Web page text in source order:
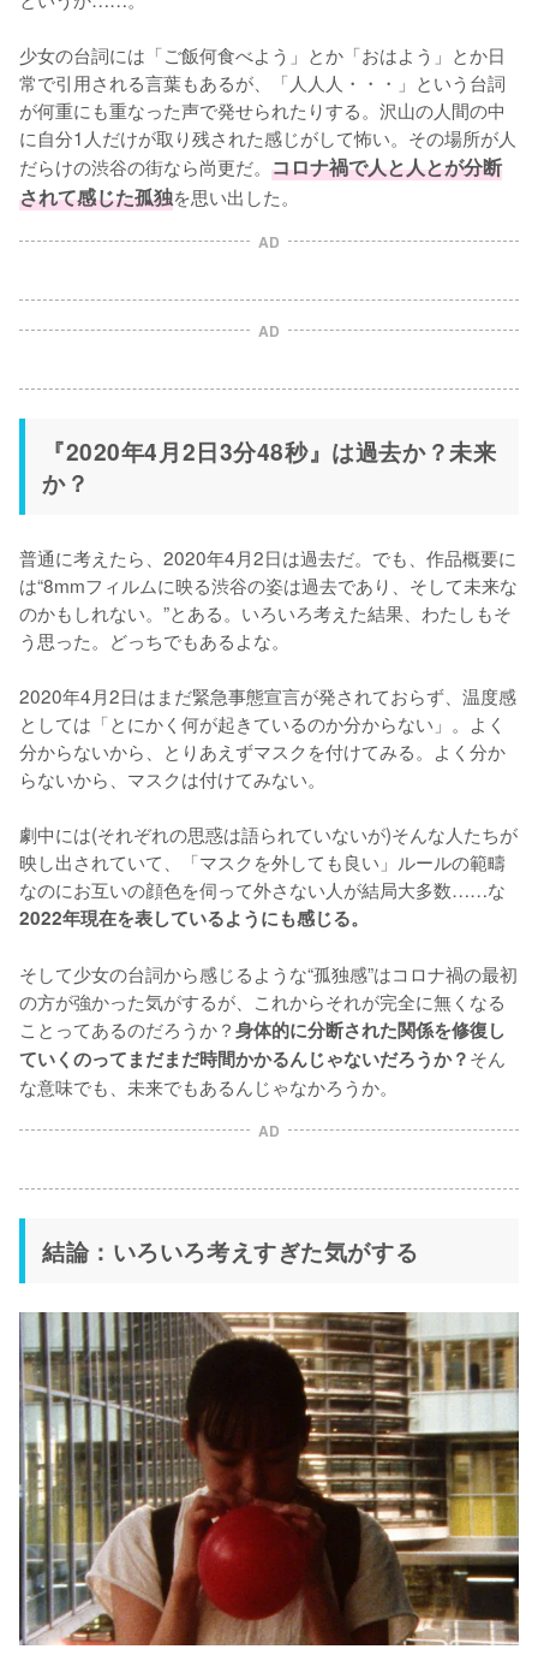
少女の台詞には「ご飯何食べよう」とか「おはよう」とか日
常で引用される言葉もあるが、「人人人・・・」という台詞
が何重にも重なった声で発せられたりする。沢山の人間の中
に自分1人だけが取り残された感じがして怖い。その場所が人
だらけの渋谷の街なら尚更だ。 コロナ禍で人と人とが分断
されて感じた孤独を思い出した。
AD
AD
『2020年4月2日3分48秒』は過去か？未来
か？
普通に考えたら、2020年4月2日は過去だ。でも、作品概要に
は“8mmフィルムに映る渋谷の姿は過去であり、そして未来な
のかもしれない。”とある。いろいろ考えた結果、わたしもそ
う思った。どっちでもあるよな。
2020年4月2日はまだ緊急事態宣言が発されておらず、温度感
としては「とにかく何が起きているのか分からない」。よく
分からないから、とりあえずマスクを付けてみる。よく分か
らないから、マスクは付けてみない。
劇中には(それぞれの思惑は語られていないが)そんな人たちが
映し出されていて、「マスクを外しても良い」ルールの範疇
なのにお互いの顔色を伺って外さない人が結局大多数……な
2022年現在を表しているようにも感じる。
そして少女の台詞から感じるような“孤独感”はコロナ禍の最初
の方が強かった気がするが、これからそれが完全に無くなる
ことってあるのだろうか？身体的に分断された関係を修復し
ていくのってまだまだ時間かかるんじゃないだろうか？そん
な意味でも、未来でもあるんじゃなかろうか。
AD
結論：いろいろ考えすぎた気がする